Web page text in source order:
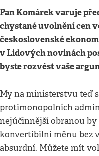
Pan Komárek varuje
chystané uvolnění cen
československé
v Lidových novinách
byste rozvést vaše
My na ministerstvu teď
protimonopolních
nejúčinnější obranou
konvertibilní měnu bez
absurdní. Můžete mít